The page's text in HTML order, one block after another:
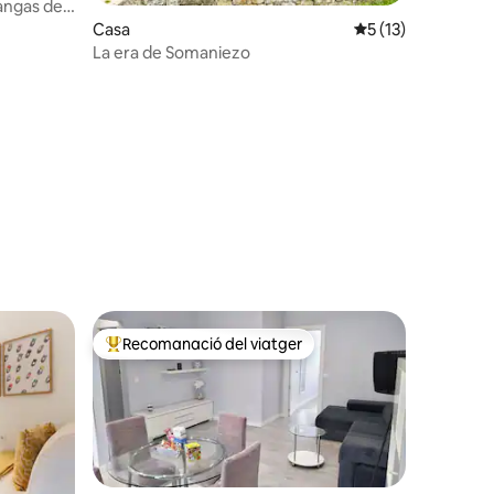
de
Casa 5 de puntuació
5 (13)
La era de Somaniezo
Principals recomanacions dels viatgers
Recomanació del viatger